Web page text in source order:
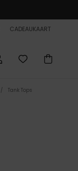
CADEAUKAART
Tank Tops